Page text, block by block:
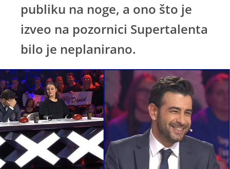
publiku na noge, a ono što je
izveo na pozornici Supertalenta
bilo je neplanirano.